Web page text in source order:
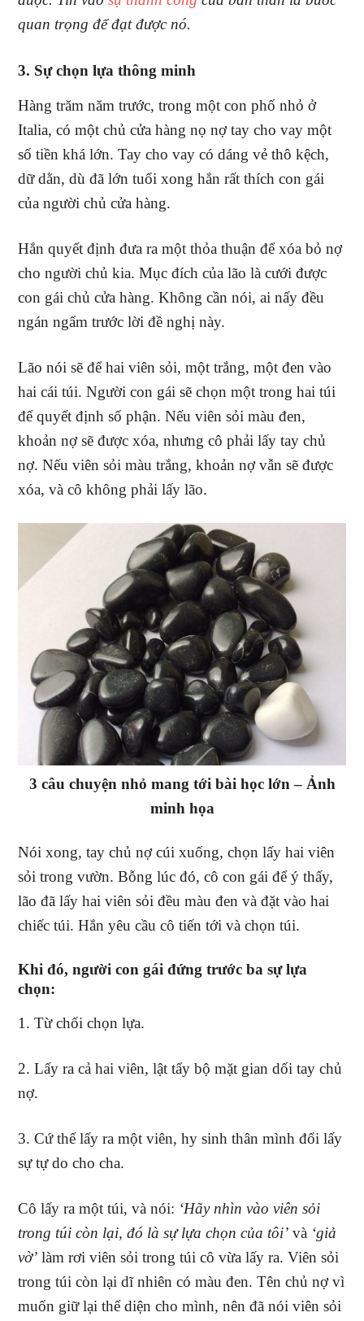
quan trọng để đạt được nó.
3. Sự chọn lựa thông minh
Hàng trăm năm trước, trong một con phố nhỏ ở
Italia, có một chủ cửa hàng nọ nợ tay cho vay một
số tiền khá lớn. Tay cho vay có dáng vẻ thô kệch,
dữ dằn, dù đã lớn tuổi xong hắn rất thích con gái
của người chủ cửa hàng.
Hắn quyết định đưa ra một thỏa thuận để xóa bỏ nợ
cho người chủ kia. Mục đích của lão là cưới được
con gái chủ cửa hàng. Không cần nói, ai nấy đều
ngán ngẩm trước lời đề nghị này.
Lão nói sẽ để hai viên sỏi, một trắng, một đen vào
hai cái túi. Người con gái sẽ chọn một trong hai túi
để quyết định số phận. Nếu viên sỏi màu đen,
khoản nợ sẽ được xóa, nhưng cô phải lấy tay chủ
nợ. Nếu viên sỏi màu trắng, khoản nợ vẫn sẽ được
xóa, và cô không phải lấy lão.
3 câu chuyện nhỏ mang tới bài học lớn – Ảnh
minh họa
Nói xong, tay chủ nợ cúi xuống, chọn lấy hai viên
sỏi trong vườn. Bỗng lúc đó, cô con gái để ý thấy,
lão đã lấy hai viên sỏi đều màu đen và đặt vào hai
chiếc túi. Hắn yêu cầu cô tiến tới và chọn túi.
Khi đó, người con gái đứng trước ba sự lựa
chọn:
1. Từ chối chọn lựa.
2. Lấy ra cả hai viên, lật tẩy bộ mặt gian dối tay chủ
nợ.
3. Cứ thế lấy ra một viên, hy sinh thân mình đổi lấy
sự tự do cho cha.
Cô lấy ra một túi, và nói: ‘Hãy nhìn vào viên sỏi
trong túi còn lại, đó là sự lựa chọn của tôi’ và ‘giả
vờ’ làm rơi viên sỏi trong túi cô vừa lấy ra. Viên sỏi
trong túi còn lại dĩ nhiên có màu đen. Tên chủ nợ vì
muốn giữ lại thể diện cho mình, nên đã nói viên sỏi